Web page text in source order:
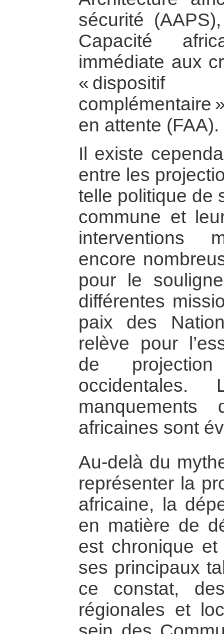
sécurité
Capacité
immédiate aux
«
complémentaire
en attente (FAA).
Il existe
entre les
telle politique de
commune et
interventions
encore
pour le
différentes
paix des
relève pour
de
africaines sont
Au-delà du
représenter la
africaine, la
en matière de
est chronique
ses principaux
ce constat,
régionales et